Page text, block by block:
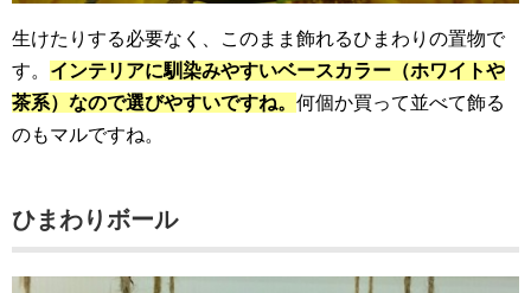
生けたりする必要なく、このまま飾れるひまわりの置物で
す。 インテリアに馴染みやすいベースカラー（ホワイトや
茶系）なので選びやすいですね。 何個か買って並べて飾る
のもマルですね。
ひまわりボール